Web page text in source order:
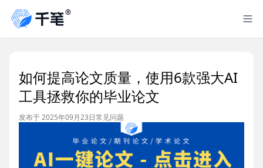
如何提高论文质量，使用6款强大AI
工具拯救你的毕业论文
发布于 2025年09月23日常见问题